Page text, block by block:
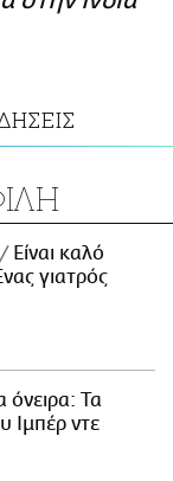
Είναι καλό
γιατρός
Τα
Ιμπέρ ντε